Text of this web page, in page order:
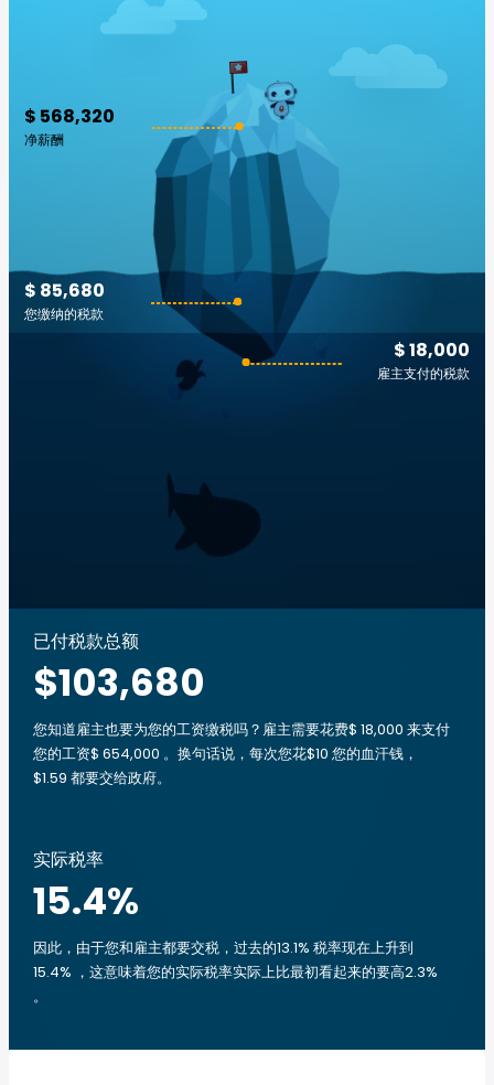
$ 568,320
净薪酬
$ 18,000
雇主支付的税款
$ 85,680
您缴纳的税款
已付税款总额
$103,680
您知道雇主也要为您的工资缴税吗？雇主需要花费$ 18,000 来支付
您的工资$ 654,000 。换句话说，每次您花$10 您的血汗钱，
$1.59 都要交给政府。
实际税率
15.4%
因此，由于您和雇主都要交税，过去的13.1% 税率现在上升到
15.4% ，这意味着您的实际税率实际上比最初看起来的要高2.3%
。